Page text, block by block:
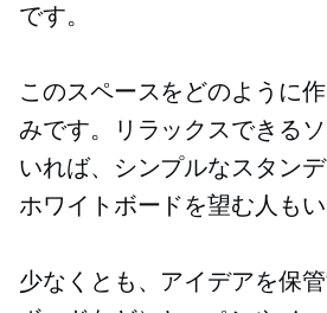
です。
このスペースをどのように
みです。リラックスできる
いれば、シンプルなスタン
ホワイトボードを望む人もい
少なくとも、アイデアを保